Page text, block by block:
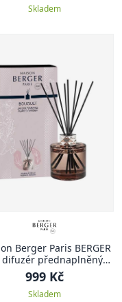
Skladem
Berger Paris BERGER
difuzér přednaplněný
0,18l náplň Garden of
Zahrada agáve 0,2l
růžový
999 Kč
Skladem